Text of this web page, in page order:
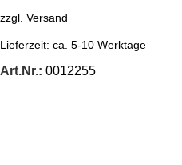
zzgl. Versand
Lieferzeit: ca. 5-10 Werktage
Art.Nr.: 0012255